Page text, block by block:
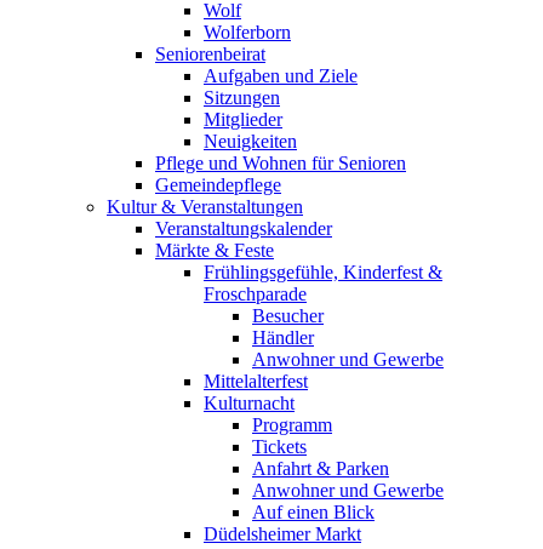
Wolf
Wolferborn
Seniorenbeirat
Aufgaben und Ziele
Sitzungen
Mitglieder
Neuigkeiten
Pflege und Wohnen für Senioren
Gemeindepflege
Kultur & Veranstaltungen
Veranstaltungskalender
Märkte & Feste
Frühlingsgefühle, Kinderfest &
Froschparade
Besucher
Händler
Anwohner und Gewerbe
Mittelalterfest
Kulturnacht
Programm
Tickets
Anfahrt & Parken
Anwohner und Gewerbe
Auf einen Blick
Düdelsheimer Markt